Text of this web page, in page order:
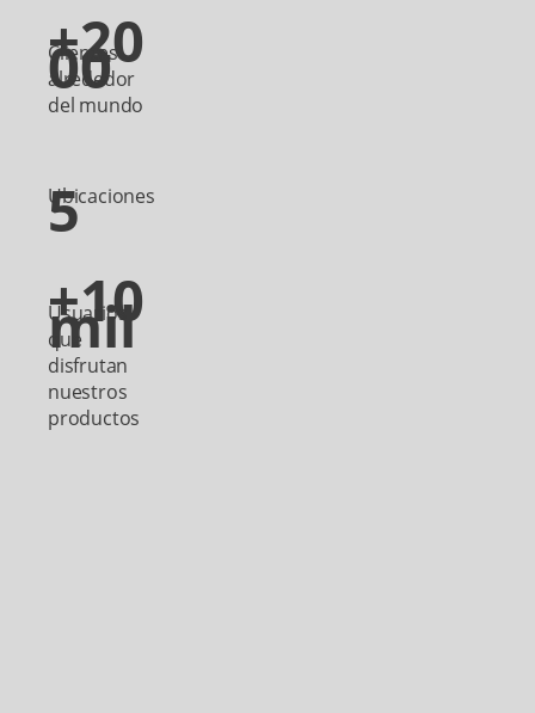
+20
00
Clientes
alrededor
del mundo
5
Ubicaciones
+10
mil
Usuarios
que
disfrutan
nuestros
productos